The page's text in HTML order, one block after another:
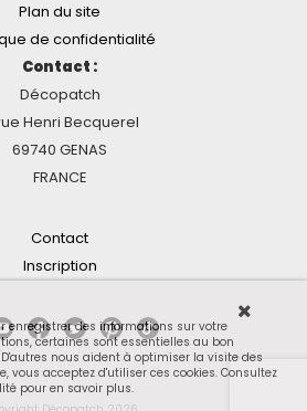
Plan du site
de confidentialité
Contact :
Décopatch
Henri Becquerel
69740 GENAS
FRANCE
Contact
Inscription
enregistrer des informations sur votre
certaines sont essentielles au bon
nous aident à optimiser la visite des
vous acceptez d'utiliser ces cookies. Consultez
pour en savoir plus.